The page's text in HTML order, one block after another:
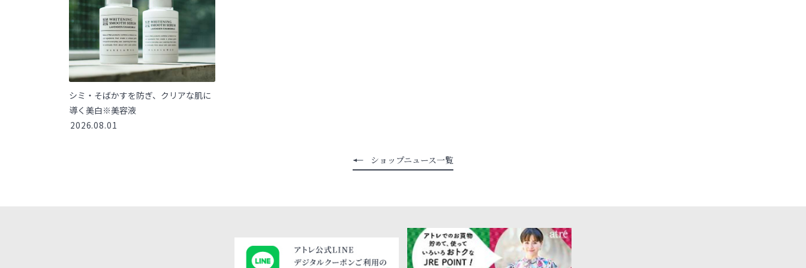
シミ・そばかすを防ぎ、クリアな肌に
導く美白※美容液
2026.08.01
ショップニュース一覧